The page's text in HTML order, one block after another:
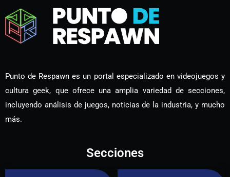
Punto de Respawn es un portal especializado en videojuegos y
cultura geek, que ofrece una amplia variedad de secciones,
incluyendo análisis de juegos, noticias de la industria, y mucho
más.
Secciones